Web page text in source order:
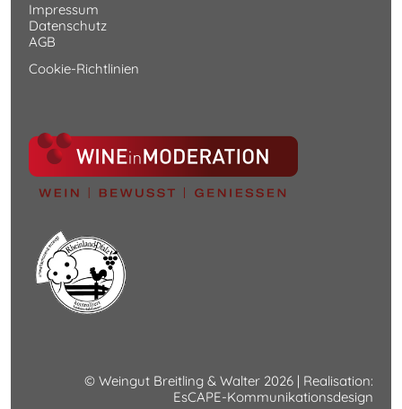
Impressum
Datenschutz
AGB
Cookie-Richtlinien
© Weingut Breitling & Walter 2026 | Realisation:
EsCAPE-Kommunikationsdesign